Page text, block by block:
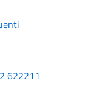
622211